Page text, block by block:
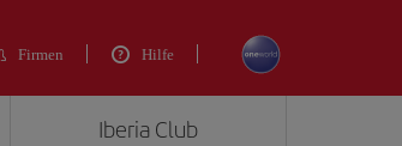
Firmen Hilfe
Iberia Club